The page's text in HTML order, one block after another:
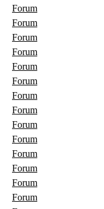
Forum
Forum
Forum
Forum
Forum
Forum
Forum
Forum
Forum
Forum
Forum
Forum
Forum
Forum